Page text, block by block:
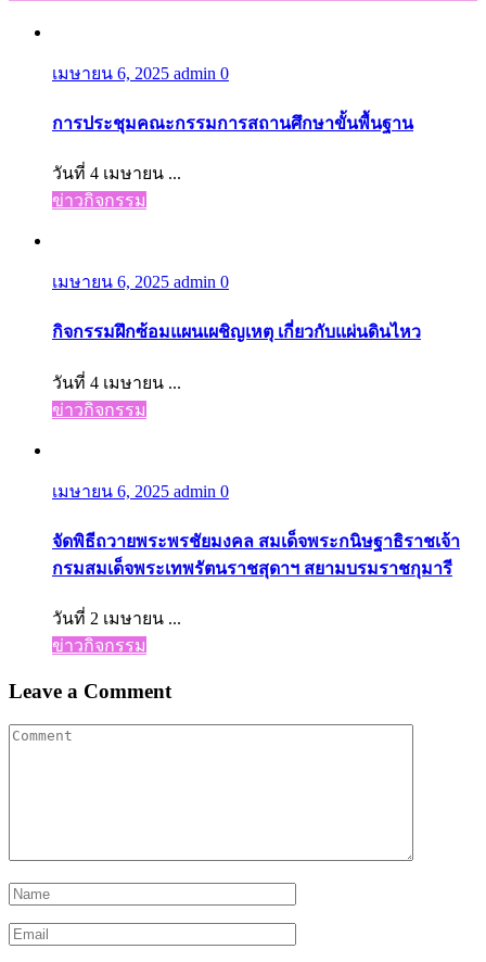
เมษายน 6, 2025 admin 0
การประชุมคณะกรรมการสถานศึกษาขั้นพื้นฐาน
วันที่ 4 เมษายน ...
ข่าวกิจกรรม
เมษายน 6, 2025 admin 0
กิจกรรมฝึกซ้อมแผนเผชิญเหตุ เกี่ยวกับแผ่นดินไหว
วันที่ 4 เมษายน ...
ข่าวกิจกรรม
เมษายน 6, 2025 admin 0
จัดพิธีถวายพระพรชัยมงคล สมเด็จพระกนิษฐาธิราชเจ้า
กรมสมเด็จพระเทพรัตนราชสุดาฯ สยามบรมราชกุมารี
วันที่ 2 เมษายน ...
ข่าวกิจกรรม
Leave a Comment